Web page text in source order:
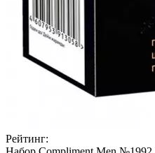
Рейтинг: